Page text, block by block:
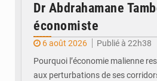
Dr Abdrahamane
économiste
6 août 2026
Publié à 22h38
Pourquoi l’économie malienne
aux perturbations de ses